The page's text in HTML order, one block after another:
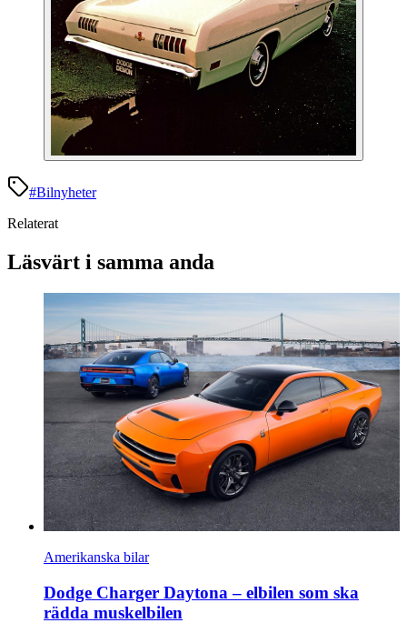
#Bilnyheter
Relaterat
Läsvärt i samma anda
Amerikanska bilar
Dodge Charger Daytona – elbilen som ska
rädda muskelbilen